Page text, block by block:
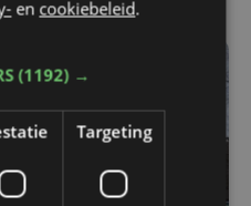
en cookiebeleid.
(1192) →
Targeting